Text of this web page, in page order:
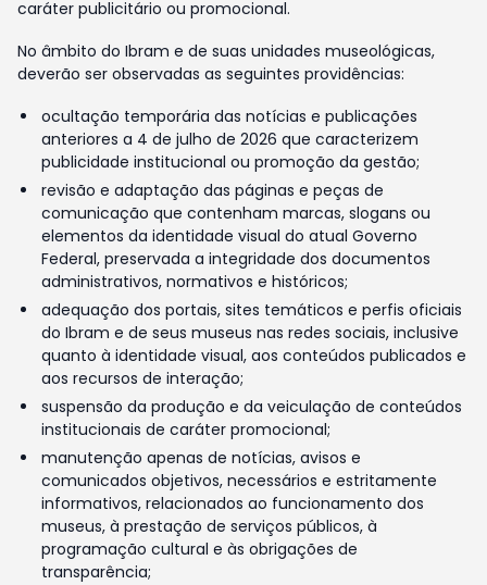
caráter publicitário ou promocional.
No âmbito do Ibram e de suas unidades museológicas,
deverão ser observadas as seguintes providências:
ocultação temporária das notícias e publicações
anteriores a 4 de julho de 2026 que caracterizem
publicidade institucional ou promoção da gestão;
revisão e adaptação das páginas e peças de
comunicação que contenham marcas, slogans ou
elementos da identidade visual do atual Governo
Federal, preservada a integridade dos documentos
administrativos, normativos e históricos;
adequação dos portais, sites temáticos e perfis oficiais
do Ibram e de seus museus nas redes sociais, inclusive
quanto à identidade visual, aos conteúdos publicados e
aos recursos de interação;
suspensão da produção e da veiculação de conteúdos
institucionais de caráter promocional;
manutenção apenas de notícias, avisos e
comunicados objetivos, necessários e estritamente
informativos, relacionados ao funcionamento dos
museus, à prestação de serviços públicos, à
programação cultural e às obrigações de
transparência;